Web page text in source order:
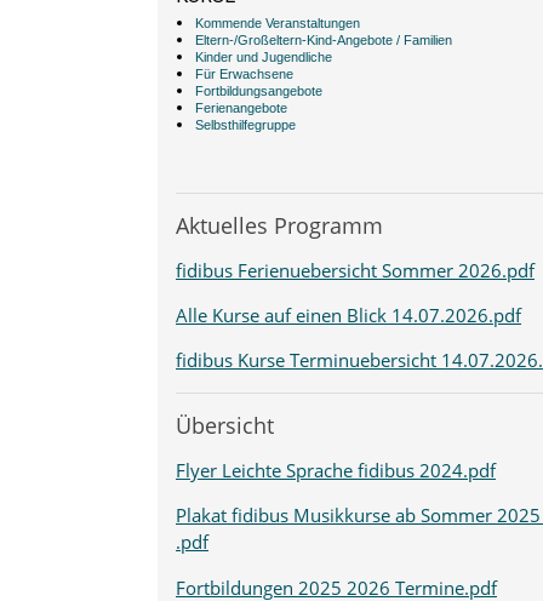
Kommende Veranstaltungen
Eltern-/Großeltern-Kind-Angebote / Familien
Kinder und Jugendliche
Für Erwachsene
Fortbildungsangebote
Ferienangebote
Selbsthilfegruppe
Aktuelles Programm
fidibus Ferienuebersicht Sommer 2026.pdf
Alle Kurse auf einen Blick 14.07.2026.pdf
fidibus Kurse Terminuebersicht
Übersicht
Flyer Leichte Sprache fidibus 2024.pdf
Plakat fidibus Musikkurse ab Sommer
.pdf
Fortbildungen 2025 2026 Termine.pdf